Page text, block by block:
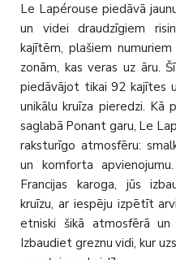
Le Lapérouse piedāvā
un videi draudzīgiem
kajītēm, plašiem
zonām, kas veras uz āru.
piedāvājot tikai 92 kajītes
unikālu kruīza pieredzi. Kā
saglabā Ponant garu, Le
raksturīgo atmosfēru:
un komforta
Francijas karoga, jūs
kruīzu, ar iespēju izpētīt
etniski šikā atmosfērā un
Izbaudiet greznu vidi, kur